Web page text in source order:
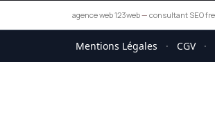
agence web 123web— consultant SEO
Mentions Légales · CGV ·